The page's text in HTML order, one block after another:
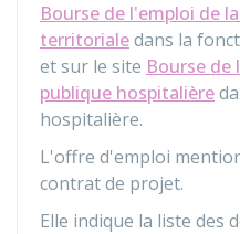
Bourse de l'emploi de
territorialedans la
et sur le site Bourse
publique hospitalière
hospitalière.
L'offre d'emploi
contrat de projet.
Elle indique la liste des